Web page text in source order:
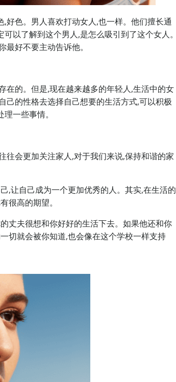
好色。男人喜欢打动女人,也一样。他们擅长通
以了解到这个男人,是怎么吸引到了这个女人。
好不要主动告诉他。
在的。但是,现在越来越多的年轻人,生活中的女
己的性格去选择自己想要的生活方式,可以积极
一些事情。
往会更加关注家人,对于我们来说,保持和谐的家
,让自己成为一个更加优秀的人。其实,在生活的
很高的期望。
丈夫很想和你好好的生活下去。如果他还和你
切就会被你知道,也会像在这个学校一样支持